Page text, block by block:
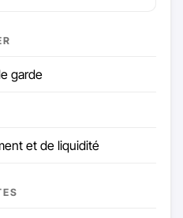
garde
et de liquidité